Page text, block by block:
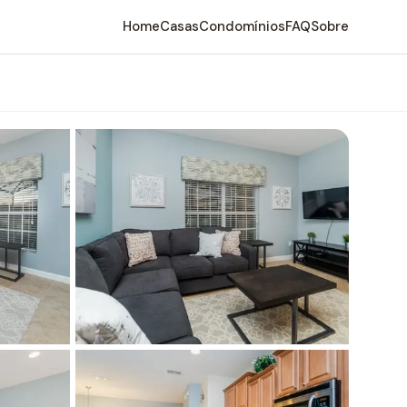
HomeCasasCondomíniosFAQSobre